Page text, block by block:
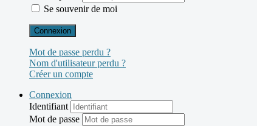
Se souvenir de moi
Connexion
Mot de passe perdu ?
Nom d'utilisateur perdu ?
Créer un compte
Connexion
Identifiant
Mot de passe